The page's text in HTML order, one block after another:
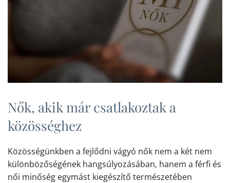
Nők, akik már csatlakoztak a
közösséghez
Közösségünkben a fejlődni vágyó nők nem a két nem
különbözőségének hangsúlyozásában, hanem a férfi és
női minőség egymást kiegészítő természetében